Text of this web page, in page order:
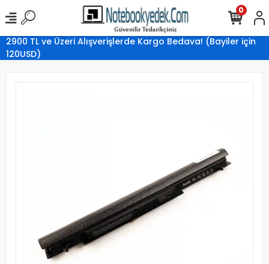
2900 TL ve Üzeri Alışverişlerde Kargo Bedava! (Bayiler için
120USD)
0